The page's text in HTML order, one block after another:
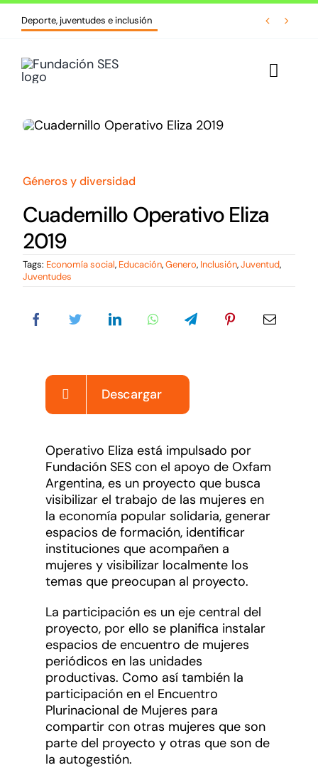
Skip
Deporte, juventudes e inclusión  
Toggle
Inicio
Cursos y formaciones
Biblioteca
Noticias
Géneros y diversidad
Cuadernillo Operativo Eliza
2019
Tags: Economía social, Educación,Genero, Inclusión,Juventud,
Juventudes
Descargar
Operativo Eliza está impulsado por
Fundación SES con el apoyo de Oxfam
Argentina, es un proyecto que busca
visibilizar el trabajo de las mujeres en
la economía popular solidaria, generar
espacios de formación, identificar
instituciones que acompañen a
mujeres y visibilizar localmente los
temas que preocupan al proyecto.
La participación es un eje central del
proyecto, por ello se planifica instalar
espacios de encuentro de mujeres
periódicos en las unidades
productivas. Como así también la
participación en el Encuentro
Plurinacional de Mujeres para
compartir con otras mujeres que son
parte del proyecto y otras que son de
la autogestión.